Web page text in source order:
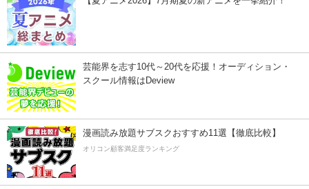
芸能界を志す10代～20代を応援！オーディション・
スクール情報はDeview
漫画読み放題サブスクおすすめ11選【徹底比較】
オリコン顧客満足度ランキング